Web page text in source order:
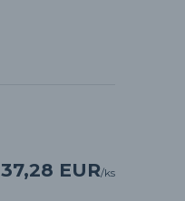
37,28 EUR/ks